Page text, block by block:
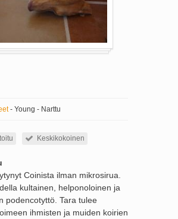
- Young - Narttu
Keskikokoinen
Coinista ilman mikrosirua.
kultainen, helponoloinen ja
podencotyttö. Tara tulee
ihmisten ja muiden koirien